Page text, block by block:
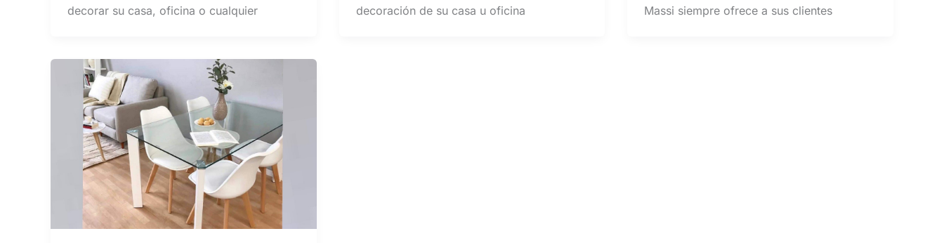
decorar su casa, oficina o cualquier
decoración de su casa u oficina
Massi siempre ofrece a sus clientes